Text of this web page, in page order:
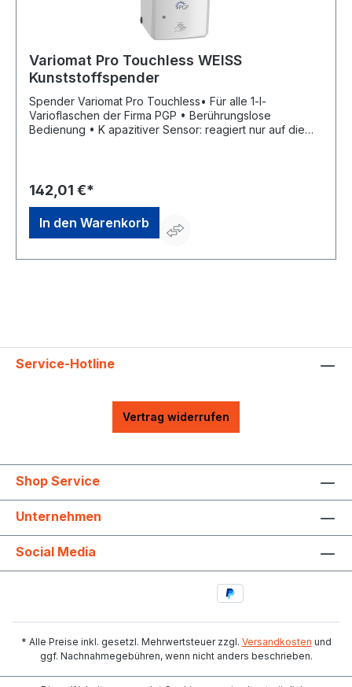
Variomat Pro Touchless WEISS
Kunststoffspender
Spender Variomat Pro Touchless• Für alle 1-l-
Varioflaschen der Firma PGP • Berührungslose
Bedienung • K apazitiver Sensor: reagiert nur auf die
Berührung kommt • kein unabsichtliches Auslösen beim
Vorbeilaufen • Optional abschließbar • Robuste
Ausführung • Material: KunststoffHersteller: Peter
Greven Physioderm GmbH, Procter & Gamble Str.26,
53881 Euskirchen, DE, +492251776170, info@pgp-
hautschutz.de
142,01 €*
In den Warenkorb
Service-Hotline
Vertrag widerrufen
Shop Service
Unternehmen
Social Media
* Alle Preise inkl. gesetzl. Mehrwertsteuer zzgl. Versandkosten und
ggf. Nachnahmegebühren, wenn nicht anders beschrieben.